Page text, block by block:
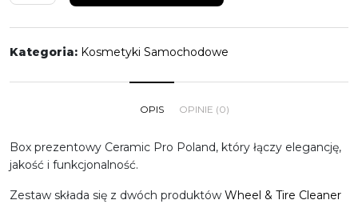
Care
Kategoria: Kosmetyki Samochodowe
OPIS OPINIE (0)
Box prezentowy Ceramic Pro Poland, który łączy elegancję,
jakość i funkcjonalność.
Zestaw składa się z dwóch produktów Wheel & Tire Cleaner